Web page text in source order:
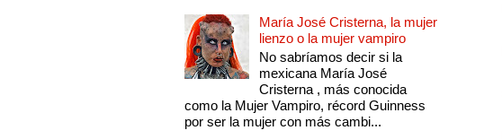
María José Cristerna, la mujer
lienzo o la mujer vampiro
No sabríamos decir si la
mexicana María José
Cristerna , más conocida
como la Mujer Vampiro, récord Guinness
por ser la mujer con más cambi...